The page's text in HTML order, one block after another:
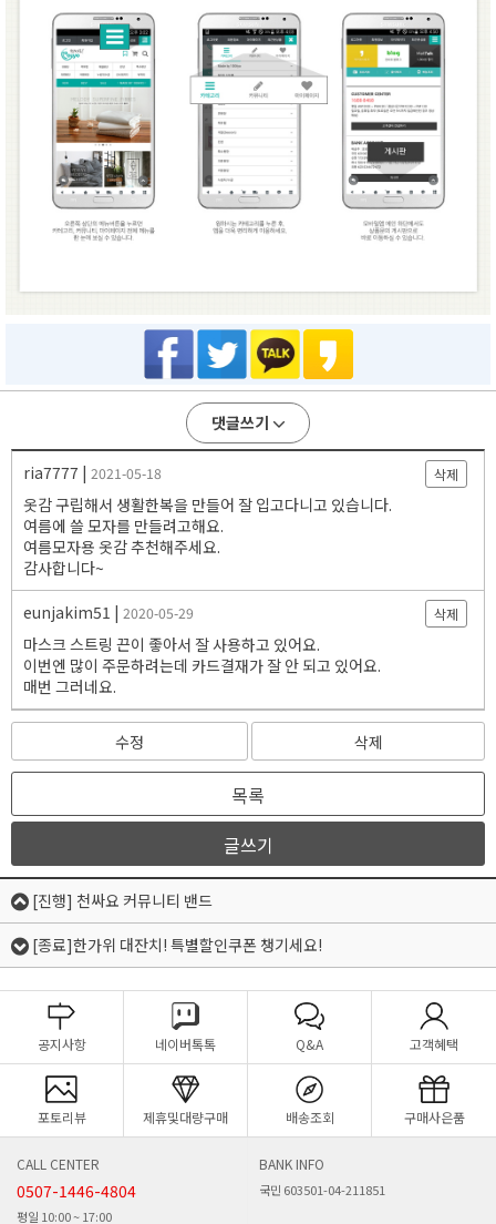
댓글쓰기
ria7777 | 2021-05-18 삭제
옷감 구립해서 생활한복을 만들어 잘 입고다니고 있습니다.
여름에 쓸 모자를 만들려고해요.
여름모자용 옷감 추천해주세요.
감사합니다~
eunjakim51 | 2020-05-29 삭제
마스크 스트링 끈이 좋아서 잘 사용하고 있어요.
이번엔 많이 주문하려는데 카드결재가 잘 안 되고 있어요.
매번 그러네요.
수정 삭제
목록
글쓰기
[진행] 천싸요 커뮤니티 밴드
[종료]한가위 대잔치! 특별할인쿠폰 챙기세요!
공지사항 네이버톡톡 Q&A 고객혜택
포토리뷰 제휴및대량구매 배송조회 구매사은품
CALL CENTER
0507-1446-4804
평일 10:00 ~ 17:00
BANK INFO
국민 603501-04-211851